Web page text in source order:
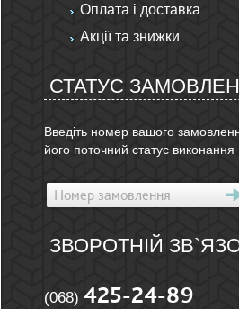
Оплата і доставка
Акції та знижки
СТАТУС
Введіть номер вашого
його поточний статус виконання
ЗВОРОТНІЙ
(068) 425-24-89